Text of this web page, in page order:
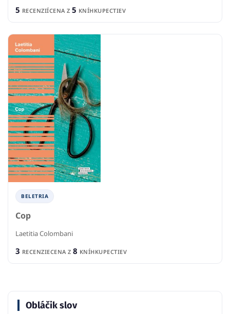
5 RECENZIÍCENA Z 5 KNÍHKUPECTIEV
BELETRIA
Cop
Laetitia Colombani
3 RECENZIECENA Z 8 KNÍHKUPECTIEV
Obláčik slov